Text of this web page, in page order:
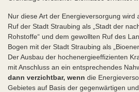
Nur diese Art der Energieversorgung wird
Ruf der Stadt Straubing als „Stadt der
Rohstoffe“ und dem gewollten Ruf des
Bogen mit der Stadt Straubing als
Der Ausbau der hochenergieeffizienten
mit Anschluss an ein entsprechendes
dann verzichtbar, wenn die
Gebietes auf Basis der gegenwärtigen